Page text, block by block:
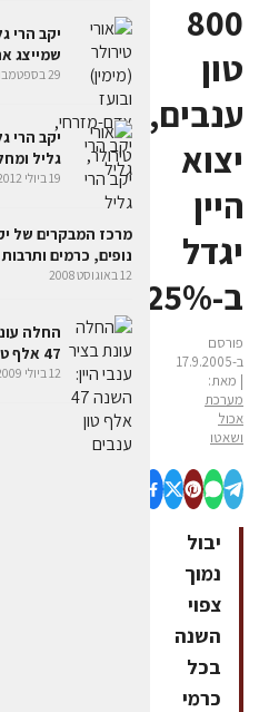
800
טון
ענבים,
יצוא
היין
יגדל
ב-25%
פורסם
ב-17.9.2005
| מאת:
מערכת
אכול
ושאטו
יבול
נמוך
צפוי
השנה
בכל
כרמי
יקב הרי
שמייצג
29 בספטמבר 2011
יקב הרי
גליל
19 ביולי 2012
מרכז המבקרים של
נופים, כרמים
12 באוגוסט 2008
החלה
47 אלף טון ענבים
12 ביולי 2009